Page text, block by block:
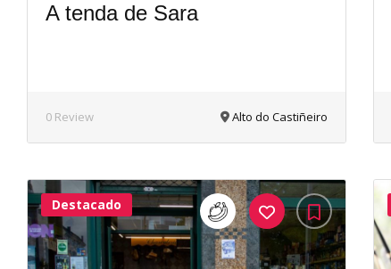
A tenda de Sara
0 Review Alto do Castiñeiro
36Me
Gusta
Destacado